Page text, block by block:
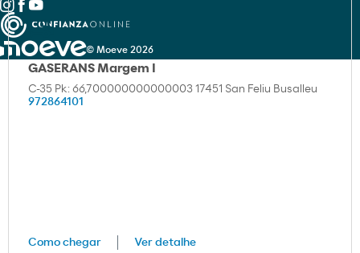
GASERANS Margem I
C-35 Pk: 66,700000000000003 17451 San Feliu Busalleu
972864101
Como chegar Ver detalhe
© Moeve 2026